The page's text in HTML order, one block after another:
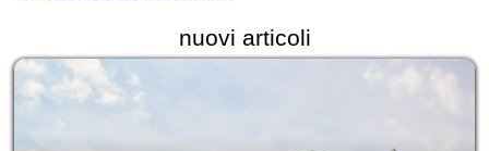
nuovi articoli